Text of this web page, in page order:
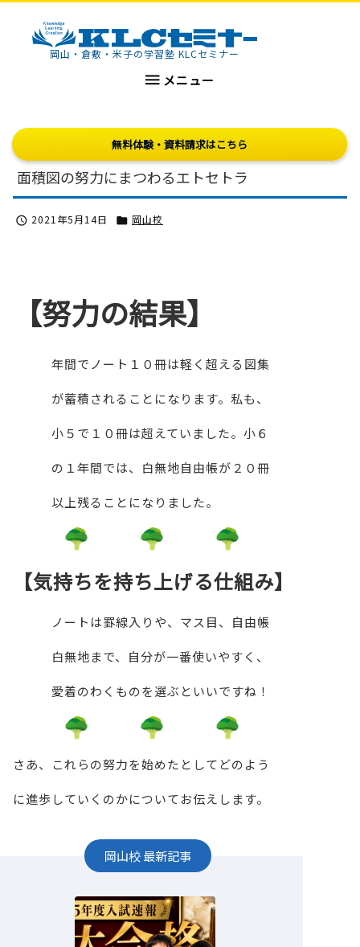
KLCセミナー岡山・倉敷・米子の学習塾 KLCセミナー
 メニュー
無料体験・資料請求はこちら
面積図の努力にまつわるエトセトラ
 2021年5月14日  岡山校
【努力の結果】
年間でノート１０冊は軽く超える図集
が蓄積されることになります。私も、
小５で１０冊は超えていました。小６
の１年間では、白無地自由帳が２０冊
以上残ることになりました。
【気持ちを持ち上げる仕組み】
ノートは罫線入りや、マス目、自由帳
白無地まで、自分が一番使いやすく、
愛着のわくものを選ぶといいですね！
さあ、これらの努力を始めたとしてどのよう
に進歩していくのかについてお伝えします。
岡山校最新記事